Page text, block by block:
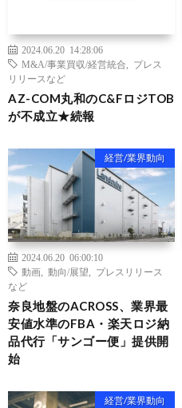
2024.06.20 14:28:06
M&A/事業買収/経営統合
プレス
リリースなど
AZ-COM丸和のC&FロジTOB
が不成立★続報
経営/業界動向
2024.06.20 06:00:10
動画
動向/展望
プレスリリース
など
奈良地盤のACROSS、業界最
安値水準のFBA・楽天ロジ納
品代行「サンゴー便」提供開
始
経営/業界動向